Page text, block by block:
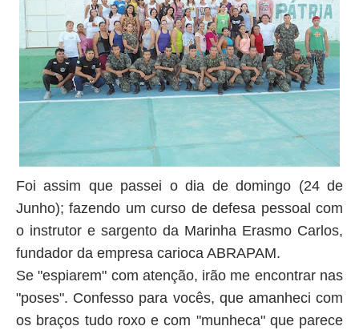
Foi assim que passei o dia de domingo (24 de
Junho); fazendo um curso de defesa pessoal com
o instrutor e sargento da Marinha Erasmo Carlos,
fundador da empresa carioca ABRAPAM.
Se "espiarem" com atenção, irão me encontrar nas
"poses". Confesso para vocês, que amanheci com
os braços tudo roxo e com "munheca" que parece